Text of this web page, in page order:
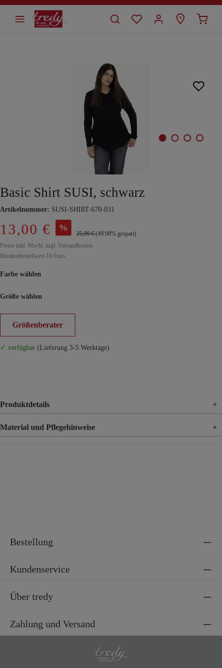
springen
Basic Shirt SUSI, schwarz
Artikelnummer: SUSI-SHIRT-670-031
13,00 € %
25,99 €(49.98% gespart)
Preise inkl. MwSt. zzgl. Versandkosten
Mindestbestellwert 10 Euro
Farbe wählen
Größe wählen
Größenberater
✓ verfügbar (Lieferung 3-5 Werktage)
Produktdetails +
Material und Pflegehinweise +
Bestellung
Kundenservice
Über tredy
Zahlung und Versand